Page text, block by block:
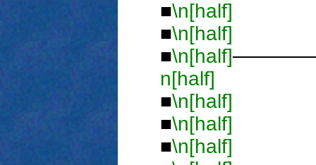
■\n[half]
■\n[half]
■\n[half]
n[half]
■\n[half]
■\n[half]
■\n[half]